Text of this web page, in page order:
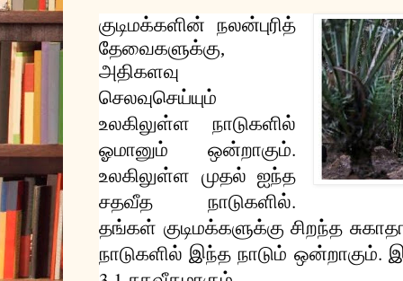
குடிமக்களின் நலன்புரித்
தேவைகளுக்கு,
அதிகளவு
செலவுசெய்யும்
உலகிலுள்ள
நாடுகளில்
ஓமானும்
ஒன்றாகும்.
உலகிலுள்ள முதல் ஐந்த
சதவீத
நாடுகளில்.
தங்கள் குடிமக்களுக்கு சிறந்த
நாடுகளில் இந்த நாடும் ஒன்றாகும்.